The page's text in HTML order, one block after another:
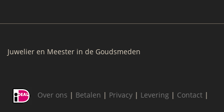
Juwelier en Meester in de Goudsmeden
Over ons | Betalen | Privacy | Levering | Contact |